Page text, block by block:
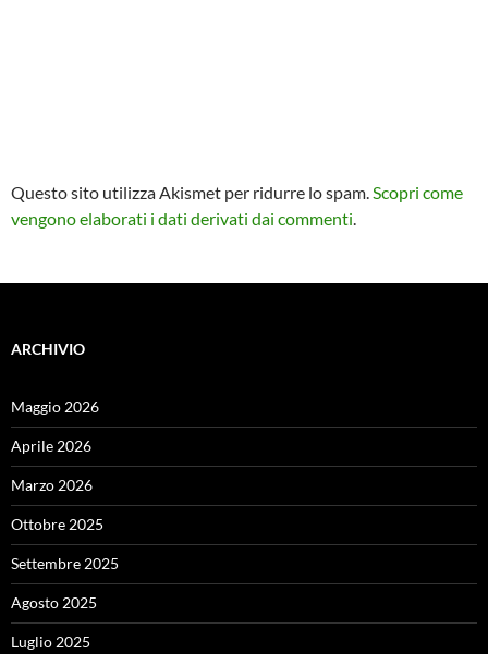
Questo sito utilizza Akismet per ridurre lo spam.Scopri come
vengono elaborati i dati derivati dai commenti.
ARCHIVIO
Maggio 2026
Aprile 2026
Marzo 2026
Ottobre 2025
Settembre 2025
Agosto 2025
Luglio 2025